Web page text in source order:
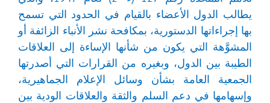
يطالب الدول الأعضاء بالقيام في الحدود التي تسمح
بها إجراءاتها الدستورية، بمكافحة نشر الأنباء الزائفة أو
المشوَّهة التي يكون من شأنها الإساءة إلى العلاقات
الطيبة بين الدول، وبغيره من القرارات التي أصدرتها
الجمعية العامة بشأن وسائل الإعلام الجماهيرية،
وإسهامها في دعم السلم والثقة والعلاقات الودية بين